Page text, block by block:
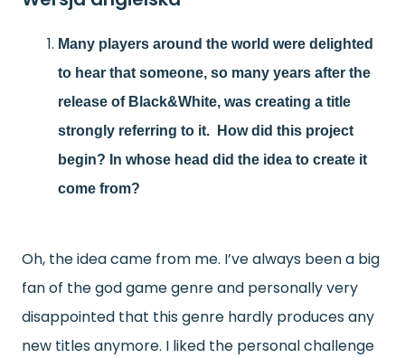
Many players around the world were delighted
to hear that someone, so many years after the
release of Black&White, was creating a title
strongly referring to it.
How did this project
begin? In whose head did the idea to create it
come from?
Oh, the idea came from me. I’ve always been a big
fan of the god game genre and personally very
disappointed that this genre hardly produces any
new titles anymore. I liked the personal challenge